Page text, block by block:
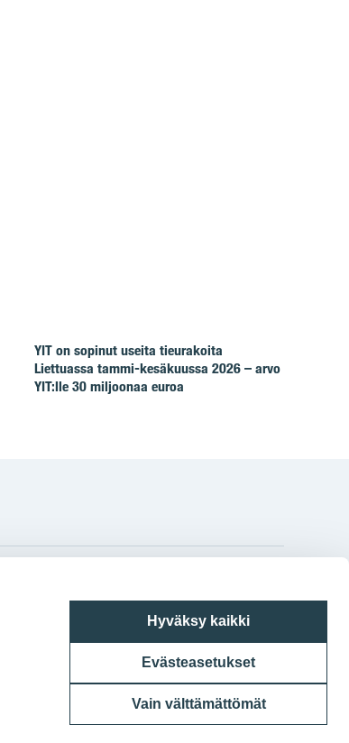
Hyväksy kaikki
Evästeasetukset
Vain välttämättömät
YIT on sopinut useita tieurakoita
Liettuassa tammi-kesäkuussa 2026 – arvo
YIT:lle 30 miljoonaa euroa
Panuntie 11, PL 36, 00620 Helsinki
020 433 111